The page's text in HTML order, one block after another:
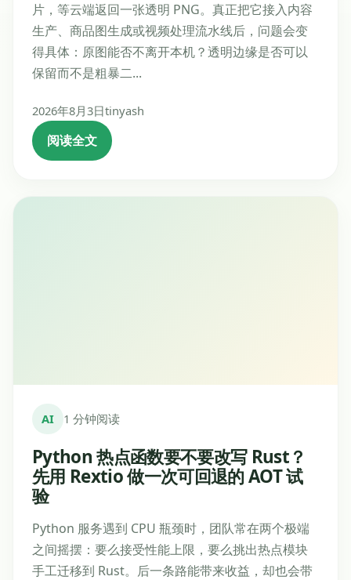
片，等云端返回一张透明 PNG。真正把它接入内容
生产、商品图生成或视频处理流水线后，问题会变
得具体：原图能否不离开本机？透明边缘是否可以
保留而不是粗暴二...
2026年8月3日tinyash
阅读全文
AI 1 分钟阅读
Python 热点函数要不要改写 Rust？
先用 Rextio 做一次可回退的 AOT 试
验
Python 服务遇到 CPU 瓶颈时，团队常在两个极端
之间摇摆：要么接受性能上限，要么挑出热点模块
手工迁移到 Rust。后一条路能带来收益，却也会带